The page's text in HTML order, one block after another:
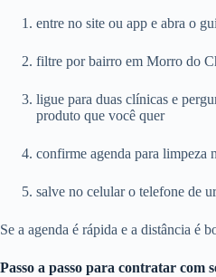
entre no site ou app e abra o
filtre por bairro em Morro do
ligue para duas clínicas e
produto que você quer
confirme agenda para limpeza
salve no celular o telefone de
Se a agenda é rápida e a distância é
Passo a passo para contratar com